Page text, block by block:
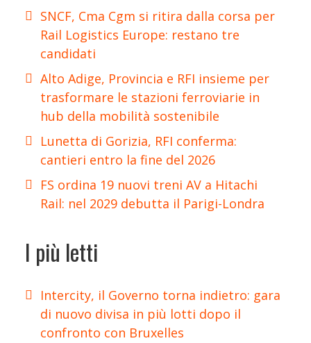
SNCF, Cma Cgm si ritira dalla corsa per
Rail Logistics Europe: restano tre
candidati
Alto Adige, Provincia e RFI insieme per
trasformare le stazioni ferroviarie in
hub della mobilità sostenibile
Lunetta di Gorizia, RFI conferma:
cantieri entro la fine del 2026
FS ordina 19 nuovi treni AV a Hitachi
Rail: nel 2029 debutta il Parigi-Londra
I più letti
Intercity, il Governo torna indietro: gara
di nuovo divisa in più lotti dopo il
confronto con Bruxelles